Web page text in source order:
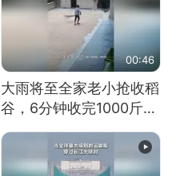
00:46
大雨将至全家老小抢收稻
谷，6分钟收完1000斤，
没有一个人掉链子